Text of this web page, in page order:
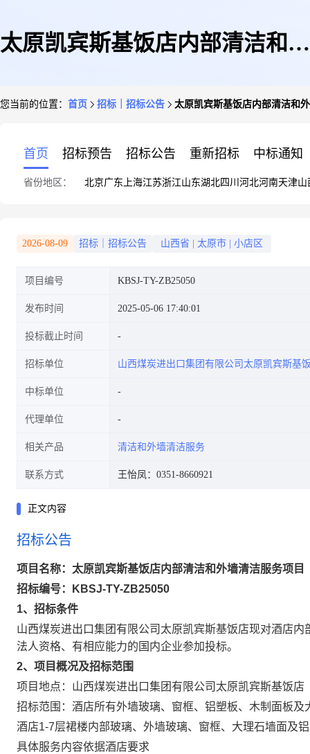
太原凯宾斯基饭店内部清洁和外
您当前的位置： 首页 招标｜招标公告 太原凯宾斯基饭店内部清洁和
首页 招标预告 招标公告 重新招标 中标通知
省份地区： 北京广东 上海江苏浙江山东湖北四川 河北河南天津山
2026-08-09 招标｜招标公告 山西省 太原市 小店区
项目编号 KBSJ-TY-ZB25050
发布时间 2025-05-06 17:40:01
投标截止时间
招标单位 山西煤炭进出口集团有限公司太原凯宾斯基
中标单位
代理单位
相关产品 清洁和外墙清洁服务
联系方式 王怡凤：0351-8660921
正文内容
招标公告
项目名称： 太原凯宾斯基饭店内部清洁和外墙清洁服务项目
招标编号：
KBSJ-TY-ZB25050
1、招标条件
山西煤炭进出口集团有限公司太原凯宾斯基饭店现对酒店
法人资格、有相应能力的国内企业参加投标。
2、项目概况及招标范围
项目地点：山西煤炭进出口集团有限公司太原凯宾斯基饭店
招标范围： 酒店所有外墙玻璃、窗框、铝塑板、木制面板及
酒店1-7层裙楼内部玻璃、外墙玻璃、窗框、大理石墙面及
具体服务内容依据酒店要求